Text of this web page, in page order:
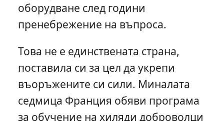
оборудване след години
пренебрежение на въпроса.
Това не е единствената страна,
поставила си за цел да укрепи
въоръжените си сили. Миналата
седмица Франция обяви програма
за обучение на хиляди доброволци